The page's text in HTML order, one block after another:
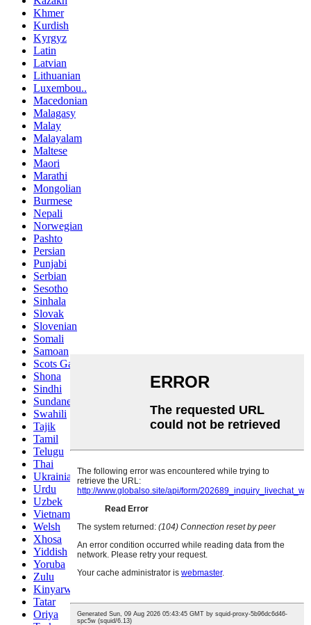
Khmer
Kurdish
Kyrgyz
Latin
Latvian
Lithuanian
Luxembou..
Macedonian
Malagasy
Malay
Malayalam
Maltese
Maori
Marathi
Mongolian
Burmese
Nepali
Norwegian
Pashto
Persian
Punjabi
Serbian
Sesotho
Sinhala
Slovak
Slovenian
Somali
Samoan
Scots Gaelic
Shona
Sindhi
Sundanese
Swahili
Tajik
Tamil
Telugu
Thai
Ukrainian
Urdu
Uzbek
Vietnamese
Welsh
Xhosa
Yiddish
Yoruba
Zulu
Kinyarwanda
Tatar
Oriya